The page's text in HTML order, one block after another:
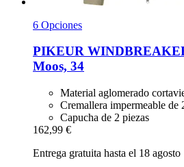
6 Opciones
PIKEUR
Moos, 34
Material aglomerado
Cremallera impermeable de
Capucha de 2 piezas
162,99 €
Entrega gratuita hasta el 18 agosto